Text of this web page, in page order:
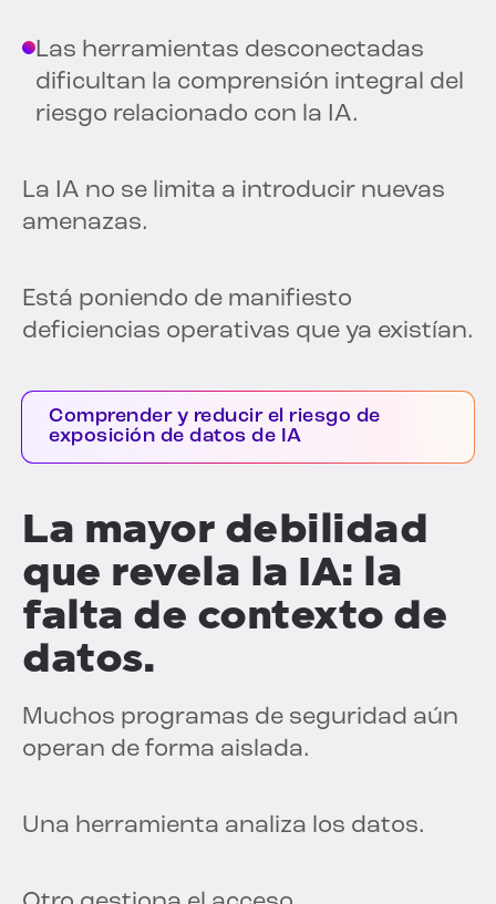
Las herramientas desconectadas
dificultan la comprensión integral del
riesgo relacionado con la IA.
La IA no se limita a introducir nuevas
amenazas.
Está poniendo de manifiesto
deficiencias operativas que ya existían.
Comprender y reducir el riesgo de
exposición de datos de IA
La mayor debilidad
que revela la IA: la
falta de contexto de
datos.
Muchos programas de seguridad aún
operan de forma aislada.
Una herramienta analiza los datos.